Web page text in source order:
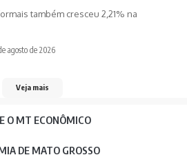
também cresceu 2,21% na
agosto de 2026
Veja mais
O MT ECONÔMICO
DE MATO GROSSO